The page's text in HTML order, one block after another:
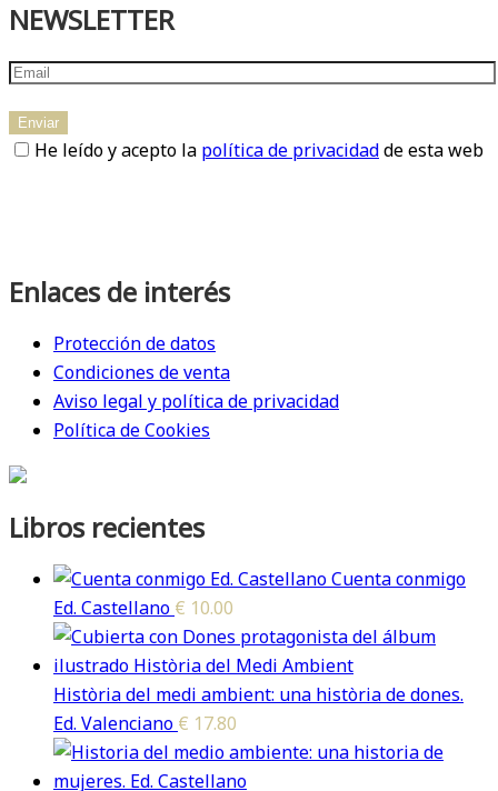
NEWSLETTER
He leído y acepto la política de privacidadde esta web
Enlaces de interés
Protección de datos
Condiciones de venta
Aviso legal y política de privacidad
Política de Cookies
Libros recientes
Cuenta conmigo
Ed. Castellano € 10.00
Història del medi ambient: una història de dones.
Ed. Valenciano € 17.80